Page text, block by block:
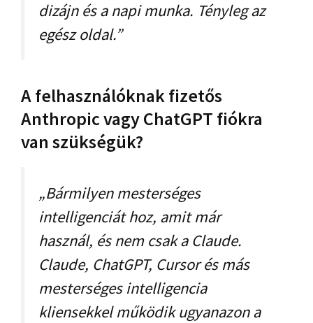
dizájn és a napi munka. Tényleg az
egész oldal.”
A felhasználóknak fizetős
Anthropic vagy ChatGPT fiókra
van szükségük?
„Bármilyen mesterséges
intelligenciát hoz, amit már
használ, és nem csak a Claude.
Claude, ChatGPT, Cursor és más
mesterséges intelligencia
kliensekkel működik ugyanazon a